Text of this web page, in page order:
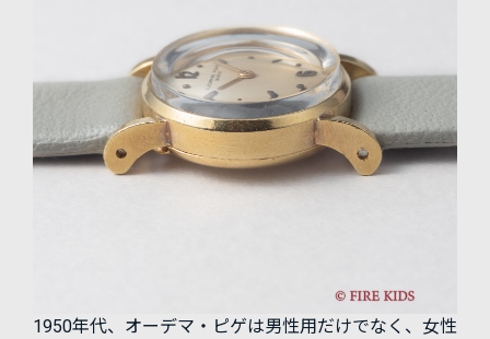
1950年代、オーデマ・ピゲは男性用だけでなく、女性